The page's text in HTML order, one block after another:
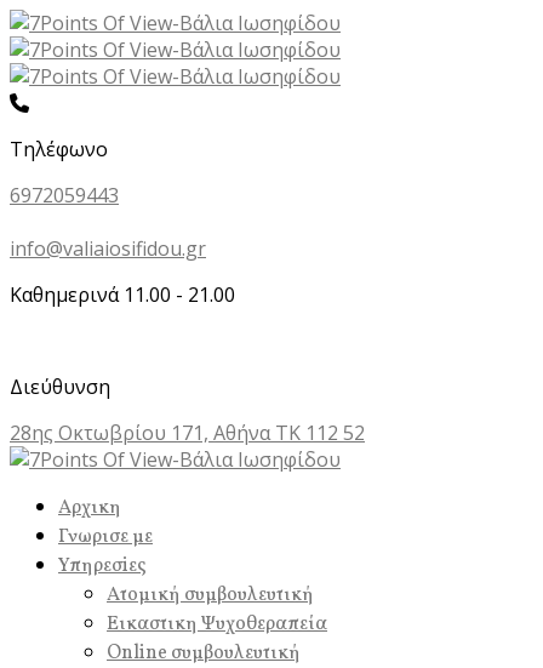
Τηλέφωνο
6972059443
info@valiaiosifidou.gr
Καθημερινά 11.00 - 21.00
Διεύθυνση
28ης Οκτωβρίου 171, Αθήνα ΤΚ 112 52
Αρχικη
Γνωρισε με
Υπηρεσiες
Ατομική συμβουλευτική
Εικαστικη Ψυχοθεραπεία
Online συμβουλευτική